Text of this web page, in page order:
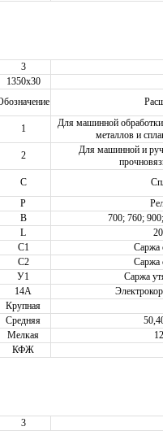
3
1350х30
1
Для машинной
металлов и
2
Для машинной и
С
Р
B
700; 760;
L
C1
Саржа
C2
Саржа
У1
Саржа
14А
Крупная
Средняя
Мелкая
КФЖ
3